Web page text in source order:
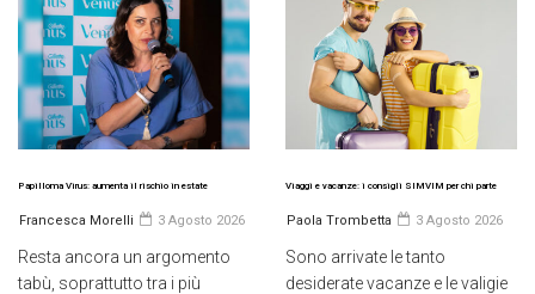
Papilloma Virus: aumenta il rischio in estate
Francesca Morelli 3 Agosto 2026
Resta ancora un argomento
tabù, soprattutto tra i più
Viaggi e vacanze: i consigli SIMVIM per chi parte
Paola Trombetta 3 Agosto 2026
Sono arrivate le tanto
desiderate vacanze e le valigie